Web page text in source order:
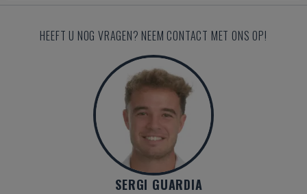
HEEFT U NOG VRAGEN? NEEM CONTACT MET ONS OP!
SERGI GUARDIA